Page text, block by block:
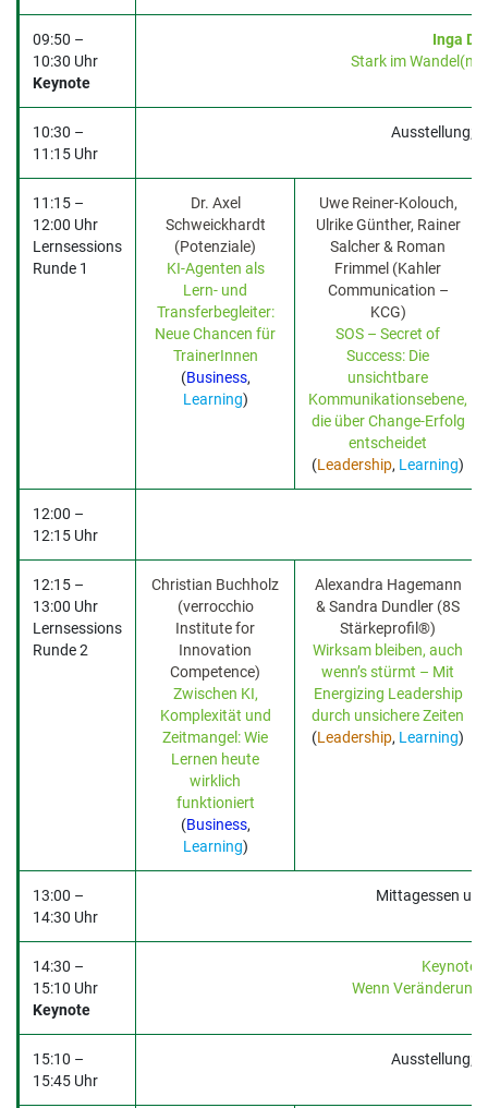
09:50 –
10:30 Uhr
Keynote
Inga
Stark im Wandel(n)
10:30 –
11:15 Uhr
Ausstellung;
11:15 –
12:00 Uhr
Lernsessions
Runde 1
Dr. Axel
Schweickhardt
(Potenziale)
KI-Agenten als
Lern- und
Transferbegleiter:
Neue Chancen für
TrainerInnen
(Business,
Learning)
Uwe Reiner-Kolouch,
Ulrike Günther, Rainer
Salcher & Roman
Frimmel (Kahler
Communication –
KCG)
SOS – Secret of
Success: Die
unsichtbare
Kommunikationsebene,
die über Change-Erfolg
entscheidet
(Leadership, Learning)
12:00 –
12:15 Uhr
12:15 –
13:00 Uhr
Lernsessions
Runde 2
Christian Buchholz
(verrocchio
Institute for
Innovation
Competence)
Zwischen KI,
Komplexität und
Zeitmangel: Wie
Lernen heute
wirklich
funktioniert
(Business,
Learning)
Alexandra Hagemann
& Sandra Dundler (8S
Stärkeprofil®)
Wirksam bleiben, auch
wenn’s stürmt – Mit
Energizing Leadership
durch unsichere Zeiten
(Leadership, Learning)
13:00 –
14:30 Uhr
Mittagessen
14:30 –
15:10 Uhr
Keynote
Keynote
Wenn
15:10 –
15:45 Uhr
Ausstellung;